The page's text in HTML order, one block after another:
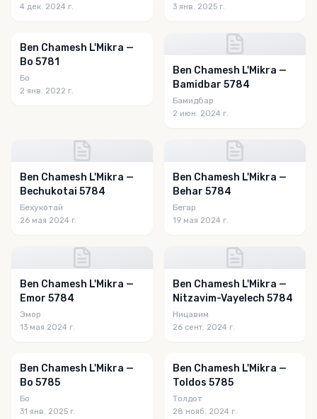
4 дек. 2024 г. 3 янв. 2025 г.
Ben Chamesh L'Mikra —
Bo 5781
Бо
2 янв. 2022 г.
Ben Chamesh L'Mikra —
Bamidbar 5784
Бамидбар
2 июн. 2024 г.
Ben Chamesh L'Mikra —
Bechukotai 5784
Бехукотай
26 мая 2024 г.
Ben Chamesh L'Mikra —
Behar 5784
Бегар
19 мая 2024 г.
Ben Chamesh L'Mikra —
Emor 5784
Эмор
13 мая 2024 г.
Ben Chamesh L'Mikra —
Nitzavim-Vayelech 5784
Ницавим
26 сент. 2024 г.
Ben Chamesh L'Mikra —
Bo 5785
Бо
31 янв. 2025 г.
Ben Chamesh L'Mikra —
Toldos 5785
Толдот
28 нояб. 2024 г.